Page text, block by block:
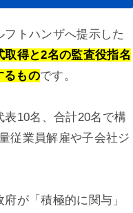
トハンザへ提示した
取得と2名の監査役指名
るものです。
10名、合計20名で構
従業員解雇や子会社ジ
が「積極的に関与」